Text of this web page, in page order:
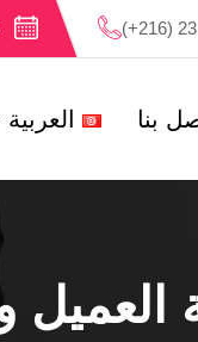
(+216)
بنا العربية
و